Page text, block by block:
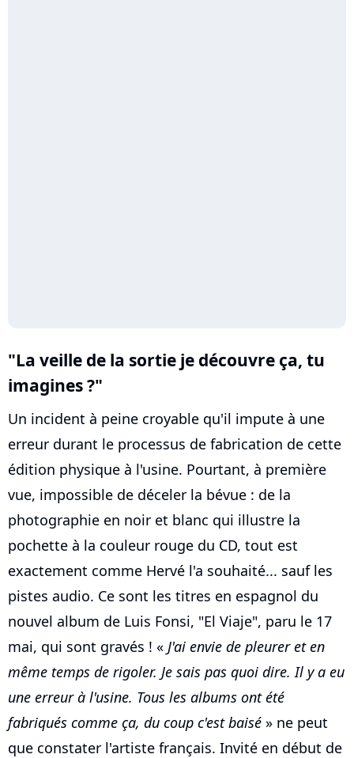
"La veille de la sortie je découvre ça, tu
imagines ?"
Un incident à peine croyable qu'il impute à une
erreur durant le processus de fabrication de cette
édition physique à l'usine. Pourtant, à première
vue, impossible de déceler la bévue : de la
photographie en noir et blanc qui illustre la
pochette à la couleur rouge du CD, tout est
exactement comme Hervé l'a souhaité... sauf les
pistes audio. Ce sont les titres en espagnol du
nouvel album de Luis Fonsi, "El Viaje", paru le 17
mai, qui sont gravés ! « J'ai envie de pleurer et en
même temps de rigoler. Je sais pas quoi dire. Il y a eu
une erreur à l'usine. Tous les albums ont été
fabriqués comme ça, du coup c'est baisé » ne peut
que constater l'artiste français. Invité en début de